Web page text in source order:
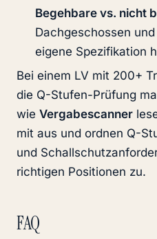
Begehbare vs. nicht
Dachgeschossen
eigene Spezifikation
Bei einem LV mit 200+
die Q-Stufen-Prüfung
wie Vergabescanner
mit aus und ordnen Q-
und
richtigen Positionen zu.
FAQ